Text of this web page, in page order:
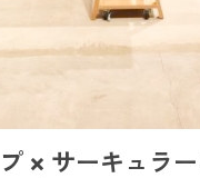
× サーキュラ